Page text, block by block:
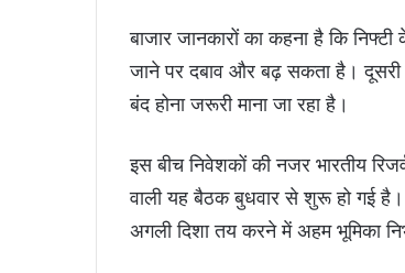
बाजार जानकारों का कहना है कि
जाने पर दबाव और बढ़ सकता है।
बंद होना जरूरी माना जा रहा है।
इस बीच निवेशकों की नजर भारतीय
वाली यह बैठक बुधवार से शुरू हो गई
अगली दिशा तय करने में अहम भूमिका